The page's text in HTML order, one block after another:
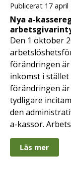
Publicerat 17 april
Nya a-
Den 1 oktober
förändringen
inkomst i
förändringen är
tydligare
den
a-kassor.
Läs mer